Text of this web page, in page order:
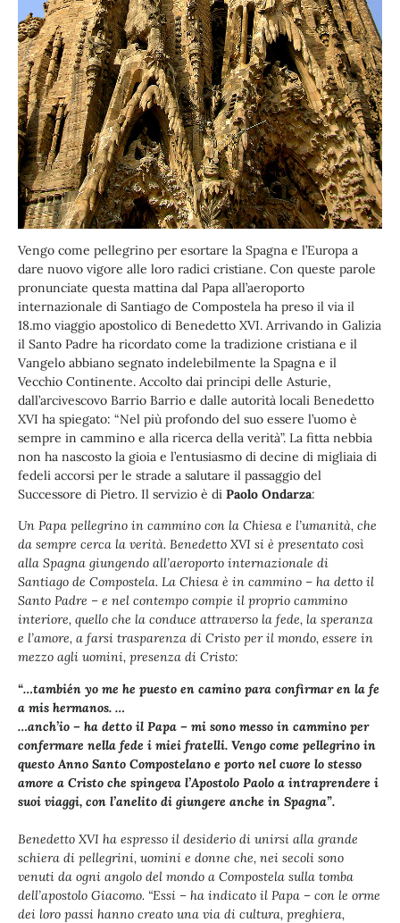
Vengo come pellegrino per esortare la Spagna e l’Europa a
dare nuovo vigore alle loro radici cristiane. Con queste parole
pronunciate questa mattina dal Papa all’aeroporto
internazionale di Santiago de Compostela ha preso il via il
18.mo viaggio apostolico di Benedetto XVI. Arrivando in Galizia
il Santo Padre ha ricordato come la tradizione cristiana e il
Vangelo abbiano segnato indelebilmente la Spagna e il
Vecchio Continente. Accolto dai principi delle Asturie,
dall’arcivescovo Barrio Barrio e dalle autorità locali Benedetto
XVI ha spiegato: “Nel più profondo del suo essere l’uomo è
sempre in cammino e alla ricerca della verità”. La fitta nebbia
non ha nascosto la gioia e l’entusiasmo di decine di migliaia di
fedeli accorsi per le strade a salutare il passaggio del
Successore di Pietro. Il servizio è di Paolo Ondarza:
Un Papa pellegrino in cammino con la Chiesa e l’umanità, che
da sempre cerca la verità. Benedetto XVI si è presentato così
alla Spagna giungendo all’aeroporto internazionale di
Santiago de Compostela. La Chiesa è in cammino – ha detto il
Santo Padre – e nel contempo compie il proprio cammino
interiore, quello che la conduce attraverso la fede, la speranza
e l’amore, a farsi trasparenza di Cristo per il mondo, essere in
mezzo agli uomini, presenza di Cristo:
“…también yo me he puesto en camino para confirmar en la fe
a mis hermanos. …
…anch’io – ha detto il Papa – mi sono messo in cammino per
confermare nella fede i miei fratelli. Vengo come pellegrino in
questo Anno Santo Compostelano e porto nel cuore lo stesso
amore a Cristo che spingeva l’Apostolo Paolo a intraprendere i
suoi viaggi, con l’anelito di giungere anche in Spagna”.
Benedetto XVI ha espresso il desiderio di unirsi alla grande
schiera di pellegrini, uomini e donne che, nei secoli sono
venuti da ogni angolo del mondo a Compostela sulla tomba
dell’apostolo Giacomo. “Essi – ha indicato il Papa – con le orme
dei loro passi hanno creato una via di cultura, preghiera,